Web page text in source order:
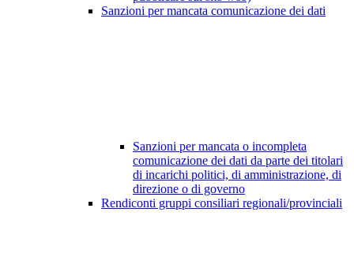
Sanzioni per mancata comunicazione dei dati
Sanzioni per mancata o incompleta
comunicazione dei dati da parte dei titolari
di incarichi politici, di amministrazione, di
direzione o di governo
Rendiconti gruppi consiliari regionali/provinciali